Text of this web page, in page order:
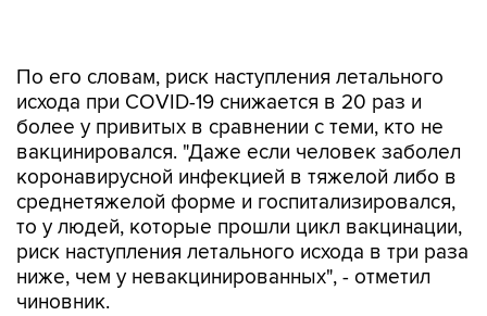
По его словам, риск наступления летального
исхода при COVID-19 снижается в 20 раз и
более у привитых в сравнении с теми, кто не
вакцинировался. "Даже если человек заболел
коронавирусной инфекцией в тяжелой либо в
среднетяжелой форме и госпитализировался,
то у людей, которые прошли цикл вакцинации,
риск наступления летального исхода в три раза
ниже, чем у невакцинированных", - отметил
чиновник.